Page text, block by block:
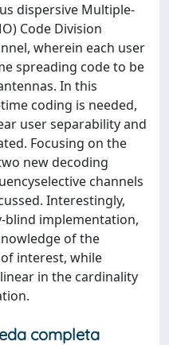
dispersive Multiple-
Code Division
wherein each user
spreading code to be
In this
coding is needed,
user separability and
Focusing on the
new decoding
channels
Interestingly,
blind implementation,
of the
interest, while
in the cardinality
completa